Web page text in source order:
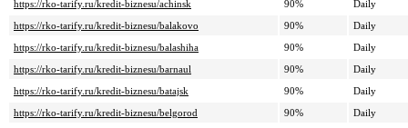
https://rko-tarify.ru/kredit-biznesu/achinsk
90%
Daily
https://rko-tarify.ru/kredit-biznesu/balakovo
90%
Daily
https://rko-tarify.ru/kredit-biznesu/balashiha
90%
Daily
https://rko-tarify.ru/kredit-biznesu/barnaul
90%
Daily
https://rko-tarify.ru/kredit-biznesu/batajsk
90%
Daily
https://rko-tarify.ru/kredit-biznesu/belgorod
90%
Daily